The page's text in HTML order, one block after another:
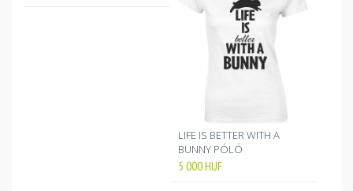
LIFE IS BETTER WITH A
BUNNY PÓLÓ
5 000HUF